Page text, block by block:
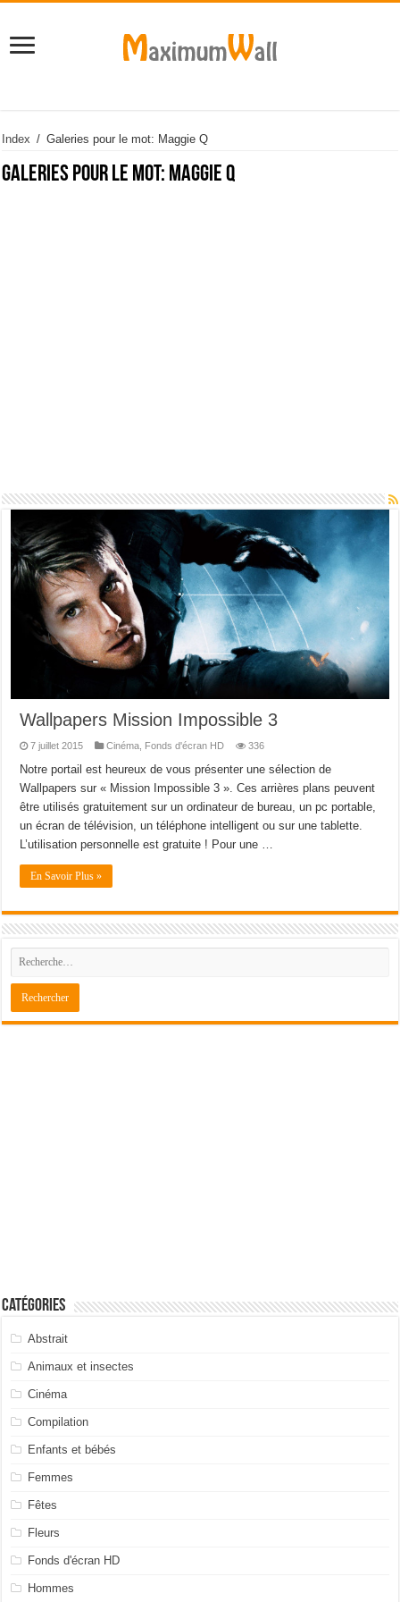
Index / Galeries pour le mot: Maggie Q
Galeries pour le mot: Maggie Q
Wallpapers Mission Impossible 3
7 juillet 2015 Cinéma Fonds d'écran HD 336
Notre portail est heureux de vous présenter une sélection de
Wallpapers sur « Mission Impossible 3 ». Ces arrières plans peuvent
être utilisés gratuitement sur un ordinateur de bureau, un pc portable,
un écran de télévision, un téléphone intelligent ou sur une tablette.
L’utilisation personnelle est gratuite ! Pour une …
En Savoir Plus »
Catégories
Abstrait
Animaux et insectes
Cinéma
Compilation
Enfants et bébés
Femmes
Fêtes
Fleurs
Fonds d'écran HD
Hommes